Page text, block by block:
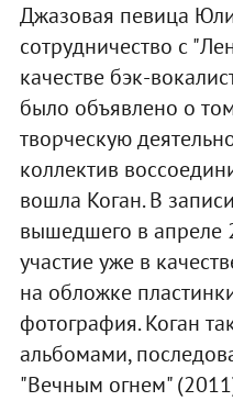
Джазовая певица
сотрудничество с
качестве бэк-
было объявлено о
творческую
коллектив
вошла Коган. В
вышедшего в апреле
участие уже в
на обложке
фотография. Коган
альбомами,
"Вечным огнем"